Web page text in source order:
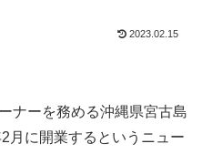
2023.02.15
ナーを務める沖縄県宮古島
月に開業するというニュー